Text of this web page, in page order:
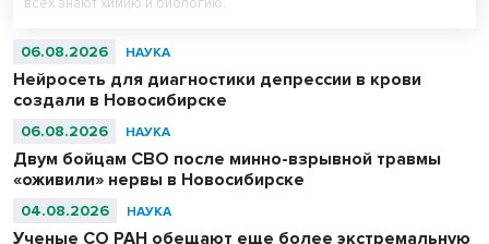
06.08.2026 НАУКА
Нейросеть для диагностики депрессии в крови
создали в Новосибирске
06.08.2026 НАУКА
Двум бойцам СВО после минно-взрывной травмы
«оживили» нервы в Новосибирске
04.08.2026 НАУКА
Ученые СО РАН обещают еще более экстремальную